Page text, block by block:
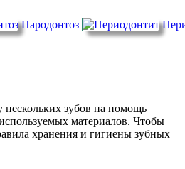
Пародонтоз
нескольких зубов на помощь
материалов. Чтобы
хранения и гигиены зубных